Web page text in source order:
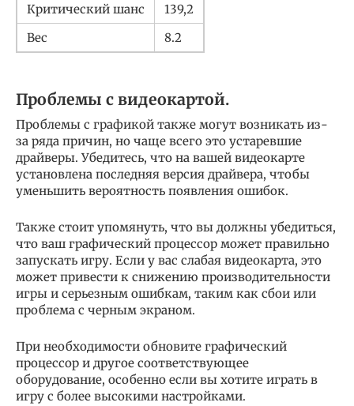
Критический шанс
139,2
Вес
8.2
Проблемы с видеокартой.
Проблемы с графикой также могут возникать из-
за ряда причин, но чаще всего это устаревшие
драйверы. Убедитесь, что на вашей видеокарте
установлена ​​последняя версия драйвера, чтобы
уменьшить вероятность появления ошибок.
Также стоит упомянуть, что вы должны убедиться,
что ваш графический процессор может правильно
запускать игру. Если у вас слабая видеокарта, это
может привести к снижению производительности
игры и серьезным ошибкам, таким как сбои или
проблема с черным экраном.
При необходимости обновите графический
процессор и другое соответствующее
оборудование, особенно если вы хотите играть в
игру с более высокими настройками.